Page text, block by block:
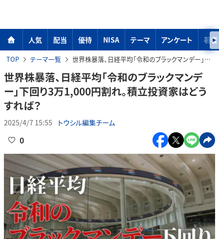
人気 配当 優待 NISA テーマ アンケート 著者
TOP テーマ一覧 世界株暴落、日経平均「令和のブラックマンデー」下回り3万1,000円割れ。積立投資家はどうすれば？
世界株暴落、日経平均「令和のブラックマンデ
ー」下回り3万1,000円割れ。積立投資家はどう
すれば？
2025/4/7 15:55 トウシル編集チーム
0